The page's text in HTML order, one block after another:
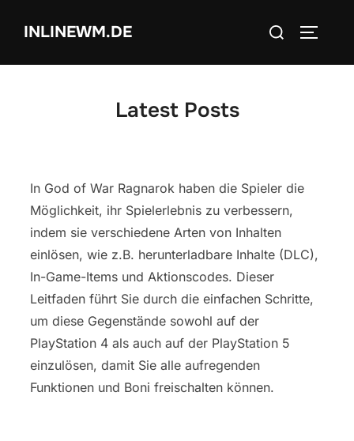
INLINEWM.DE
Search
Latest Posts
In God of War Ragnarok haben die Spieler die
Möglichkeit, ihr Spielerlebnis zu verbessern,
indem sie verschiedene Arten von Inhalten
einlösen, wie z.B. herunterladbare Inhalte (DLC),
In-Game-Items und Aktionscodes. Dieser
Leitfaden führt Sie durch die einfachen Schritte,
um diese Gegenstände sowohl auf der
PlayStation 4 als auch auf der PlayStation 5
einzulösen, damit Sie alle aufregenden
Funktionen und Boni freischalten können.